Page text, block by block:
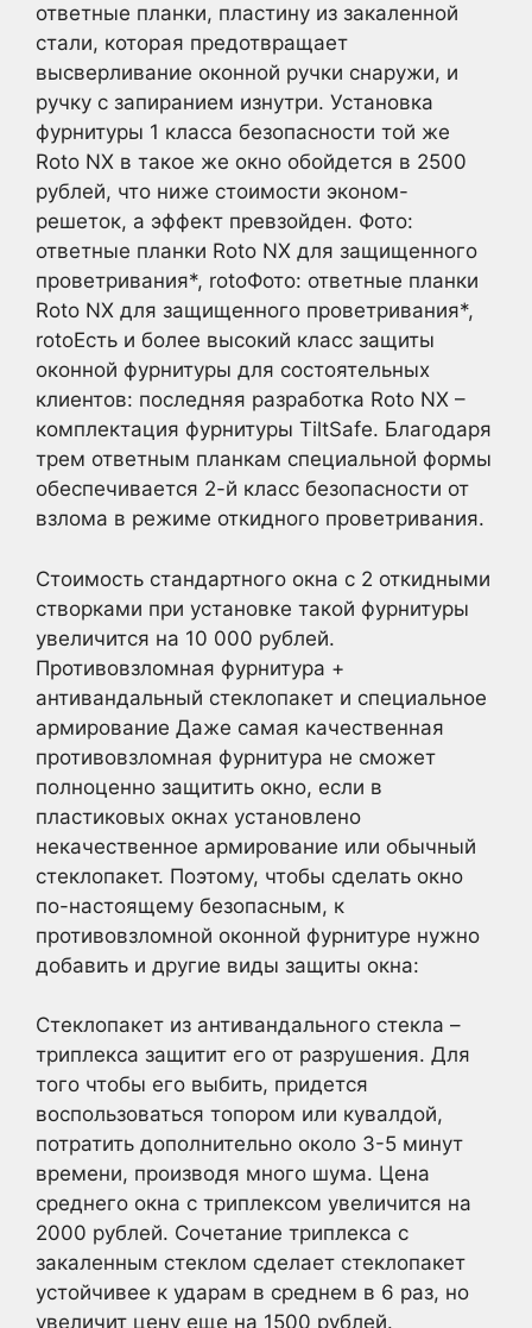
ответные планки, пластину из закаленной
стали, которая предотвращает
высверливание оконной ручки снаружи, и
ручку с запиранием изнутри. Установка
фурнитуры 1 класса безопасности той же
Roto NX в такое же окно обойдется в 2500
рублей, что ниже стоимости эконом-
решеток, а эффект превзойден. Фото:
ответные планки Roto NX для защищенного
проветривания*, rotoФото: ответные планки
Roto NX для защищенного проветривания*,
rotoЕсть и более высокий класс защиты
оконной фурнитуры для состоятельных
клиентов: последняя разработка Roto NX –
комплектация фурнитуры TiltSafe. Благодаря
трем ответным планкам специальной формы
обеспечивается 2-й класс безопасности от
взлома в режиме откидного проветривания.
Стоимость стандартного окна с 2 откидными
створками при установке такой фурнитуры
увеличится на 10 000 рублей.
Противовзломная фурнитура +
антивандальный стеклопакет и специальное
армирование Даже самая качественная
противовзломная фурнитура не сможет
полноценно защитить окно, если в
пластиковых окнах установлено
некачественное армирование или обычный
стеклопакет. Поэтому, чтобы сделать окно
по-настоящему безопасным, к
противовзломной оконной фурнитуре нужно
добавить и другие виды защиты окна:
Стеклопакет из антивандального стекла –
триплекса защитит его от разрушения. Для
того чтобы его выбить, придется
воспользоваться топором или кувалдой,
потратить дополнительно около 3-5 минут
времени, производя много шума. Цена
среднего окна с триплексом увеличится на
2000 рублей. Сочетание триплекса с
закаленным стеклом сделает стеклопакет
устойчивее к ударам в среднем в 6 раз, но
увеличит цену еще на 1500 рублей.